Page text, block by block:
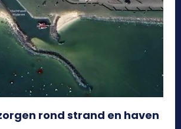
rond strand en haven